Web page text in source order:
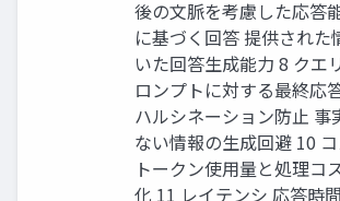
後の文脈を考慮した応答
に基づく回答 提供された
いた回答生成能力 8 クエ
ロンプトに対する最終応
ハルシネーション防止 事
ない情報の生成回避 10
トークン使用量と処理コ
化 11 レイテンシ 応答時